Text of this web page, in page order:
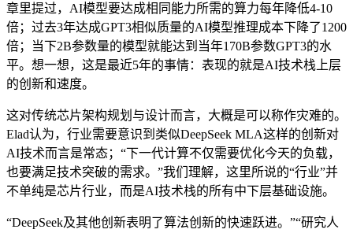
章里提过，AI模型要达成相同能力所需的算力每年降低4-10
倍；过去3年达成GPT3相似质量的AI模型推理成本下降了1200
倍；当下2B参数量的模型就能达到当年170B参数GPT3的水
平。想一想，这是最近5年的事情：表现的就是AI技术栈上层
的创新和速度。
这对传统芯片架构规划与设计而言，大概是可以称作灾难的。
Elad认为，行业需要意识到类似DeepSeek MLA这样的创新对
AI技术而言是常态；“下一代计算不仅需要优化今天的负载，
也要满足技术突破的需求。”我们理解，这里所说的“行业”并
不单纯是芯片行业，而是AI技术栈的所有中下层基础设施。
“DeepSeek及其他创新表明了算法创新的快速跃进。”“研究人